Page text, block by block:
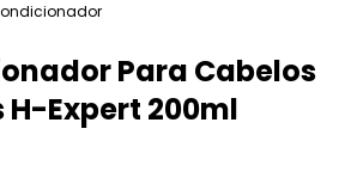
Para Cabelos
H-Expert 200ml